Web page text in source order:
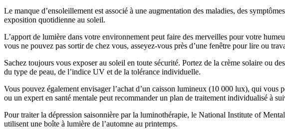
Le manque d’ensoleillement est associé à une augmentation des maladies, des
exposition quotidienne au soleil.
L’apport de lumière dans votre environnement peut faire des merveilles pour votre
vous ne pouvez pas sortir de chez vous, asseyez-vous près d’une fenêtre pour lire ou
Sachez toujours vous exposer au soleil en toute sécurité. Portez de la crème solaire ou
du type de peau, de l’indice UV et de la tolérance individuelle.
Vous pouvez également envisager l’achat d’un caisson lumineux (10 000 lux), qui vous
ou un expert en santé mentale peut recommander un plan de traitement individualisé à
Pour traiter la dépression saisonnière par la luminothérapie, le National Institute of
utilisent une boîte à lumière de l’automne au printemps.